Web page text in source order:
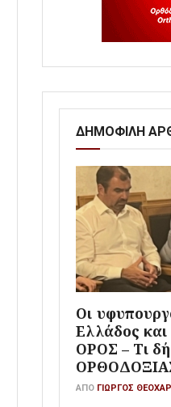
ΔΗΜΟΦΙΛΗ
Οι
Ελλάδος
ΟΡΟΣ – Τι
ΑΠΌ ΓΙΏΡΓΟΣ